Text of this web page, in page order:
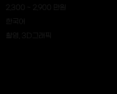
2,300 ~ 2,900 만원
한국어
촬영, 3D그래픽